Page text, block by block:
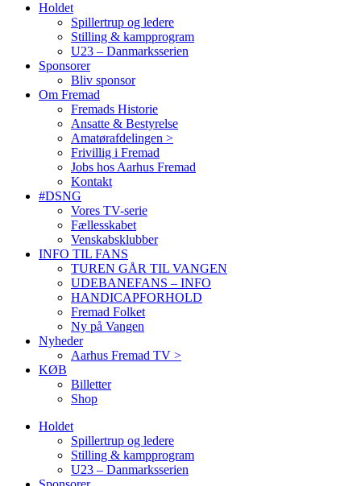
Holdet
Spillertrup og ledere
Stilling & kampprogram
U23 – Danmarksserien
Sponsorer
Bliv sponsor
Om Fremad
Fremads Historie
Ansatte & Bestyrelse
Amatørafdelingen >
Frivillig i Fremad
Jobs hos Aarhus Fremad
Kontakt
#DSNG
Vores TV-serie
Fællesskabet
Venskabsklubber
INFO TIL FANS
TUREN GÅR TIL VANGEN
UDEBANEFANS – INFO
HANDICAPFORHOLD
Fremad Folket
Ny på Vangen
Nyheder
Aarhus Fremad TV >
KØB
Billetter
Shop
Holdet
Spillertrup og ledere
Stilling & kampprogram
U23 – Danmarksserien